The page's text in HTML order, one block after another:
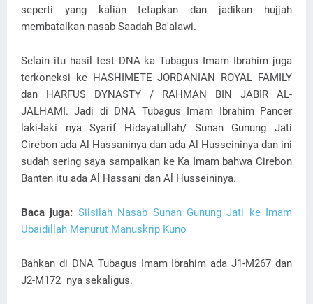
seperti yang kalian tetapkan dan jadikan hujjah
membatalkan nasab Saadah Ba'alawi.
Selain itu hasil test DNA ka Tubagus Imam Ibrahim juga
terkoneksi ke HASHIMETE JORDANIAN ROYAL FAMILY
dan HARFUS DYNASTY / RAHMAN BIN JABIR AL-
JALHAMI. Jadi di DNA Tubagus Imam Ibrahim Pancer
laki-laki nya Syarif Hidayatullah/ Sunan Gunung Jati
Cirebon ada Al Hassaninya dan ada Al Husseininya dan ini
sudah sering saya sampaikan ke Ka Imam bahwa Cirebon
Banten itu ada Al Hassani dan Al Husseininya.
Baca juga: Silsilah Nasab Sunan Gunung Jati ke Imam
Ubaidillah Menurut Manuskrip Kuno
Bahkan di DNA Tubagus Imam Ibrahim ada J1-M267 dan
J2-M172 nya sekaligus.